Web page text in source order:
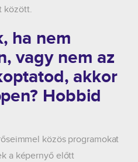
között.
ha nem
vagy nem az
akkor
Hobbid
közös programokat
a képernyő előtt